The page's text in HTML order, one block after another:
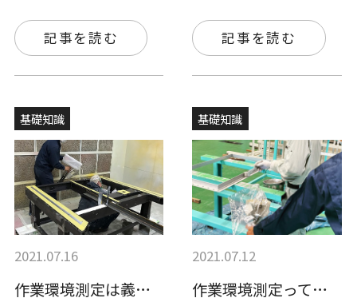
記事を読む 記事を読む
基礎知識
2021.07.16
作業環境測定は義務！正しく実施しないこと…
基礎知識
2021.07.12
作業環境測定って何？必要となる作業場や実…